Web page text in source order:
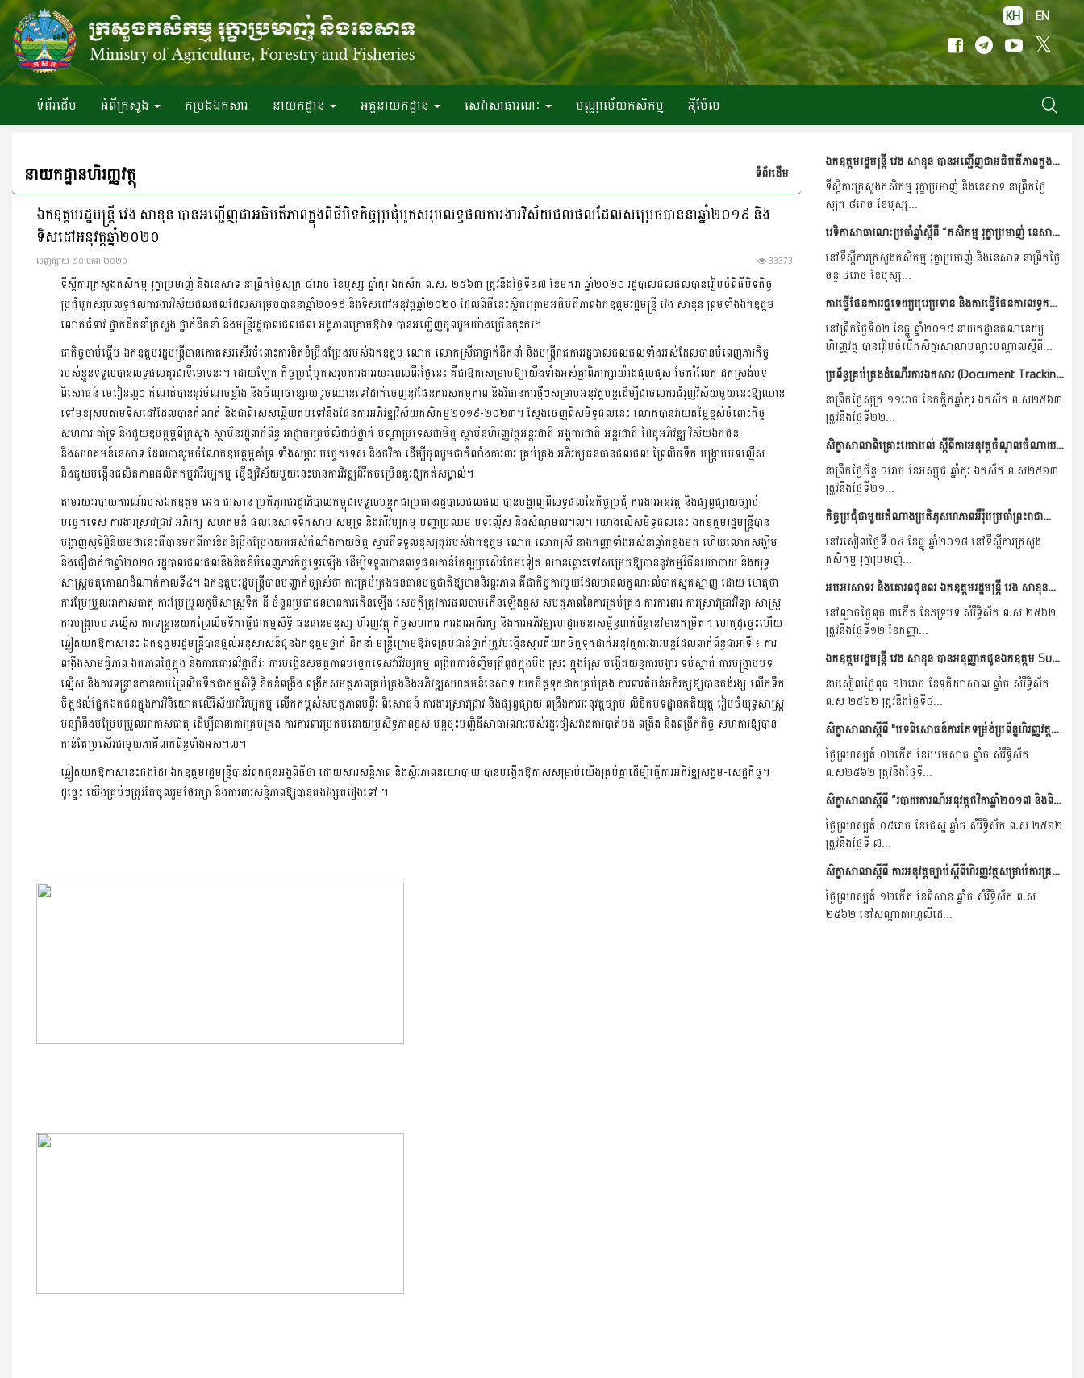
KH | EN
ទំព័រ​ដើម អំពី​ក្រសួង កម្រងឯកសារ នាយកដ្ឋាន អគ្គនាយកដ្ឋាន សេវាសាធារណៈ បណ្ណាល័យកសិកម្ម អ៉ីម៉ែល
នាយកដ្ឋានហិរញ្ញវត្ថុ ទំព័រដើម
ឯកឧត្តមរដ្ឋមន្ត្រី វេង សាខុន បានអញ្ជើញជាអធិបតីភាពក្នុងពិធីបិទកិច្ចប្រជុំបូកសរុបលទ្ធផលការងារវិស័យជលផលដែលសម្រេចបាននាឆ្នាំ២០១៩ និង
ទិសដៅអនុវត្តឆ្នាំ២០២០
ចេញ​ផ្សាយ​ ២០ មករា ២០២០ 33373
ទីស្តីការក្រសួងកសិកម្ម រុក្ខាប្រមាញ់ និងនេសាទ នាព្រឹកថ្ងៃសុក្រ ៨រោច ខែបុស្ស ឆ្នាំកុរ ឯកស័ក ព.ស. ២៥៦៣ ត្រូវនឹងថ្ងៃទី១៧ ខែមករា ឆ្នាំ២០២០ រដ្ឋបាលជលផលបានរៀបចំពិធីបិទកិច្ច
ប្រជុំបូកសរុបលទ្ធផលការងារវិស័យជលផលដែលសម្រេចបាននាឆ្នាំ២០១៩ និងទិសដៅអនុវត្តឆ្នាំ២០២០ ដែលពិធីនេះស្ថិតក្រោមអធិបតីភាពឯកឧត្តមរដ្ឋមន្ត្រី វេង សាខុន ព្រមទាំងឯកឧត្តម
លោកជំទាវ ថ្នាក់ដឹកនាំក្រសួង ថ្នាក់ដឹកនាំ និងមន្រ្តីរដ្ឋបាលជលផល អង្គភាពក្រោមឱវាទ បានអញ្ជើញចូលរួមយ៉ាងច្រើនកុះករ។
ជាកិច្ចចាប់ផ្តើម ឯកឧត្តមរដ្ឋមន្ត្រីបានកោតសរសើរចំពោះការខិតខំប្រឹងប្រែងរបស់ឯកឧត្តម លោក លោកស្រីជាថ្នាក់ដឹកនាំ និងមន្រ្តីរាជការរដ្ឋបាលជលផលទាំងអស់ដែលបានបំពេញភារកិច្ច
របស់ខ្លួនទទួលបានលទ្ធផលគួរជាទីមោទនៈ។ ដោយឡែក កិច្ចប្រជុំបូកសរុបការងាររយៈពេលពីរថ្ងៃនេះ គឺជាឱកាសម្រាប់ឱ្យយើងទាំងអស់គ្នាពិភាក្សាយ៉ាងផុលផុស ចែករំលែក ដកស្រង់បទ
ពិសោធន៍ មេរៀនល្អៗ កំណត់បាននូវចំណុចខ្លាំង និងចំណុចខ្សោយ រួចឈានទៅដាក់ចេញនូវផែនការសកម្មភាព និងវិធានការថ្មីៗសម្រាប់អនុវត្តបន្តដើម្បីជាចលករជំរុញវិស័យមួយនេះឱ្យឈាន
ទៅមុខស្របតាមទិសដៅដែលបានកំណត់ និងជាពិសេសឆ្លើយតបទៅនឹងផែនការអភិវឌ្ឍវិស័យកសិកម្ម២០១៩-២០២៣។ ស្តែងចេញពីសមិទ្ធផលនេះ លោកបានវាយតម្លៃខ្ពស់ចំពោះកិច្ច
សហការ គាំទ្រ និងជួយឧបត្ថម្ភពីក្រសួង ស្ថាប័នរដ្ឋពាក់ព័ន្ធ អាជ្ញាធរគ្រប់លំដាប់ថ្នាក់ បណ្តាប្រទេសជាមិត្ត ស្ថាប័នហិរញ្ញវត្ថុអន្តរជាតិ អង្គការជាតិ អន្តរជាតិ ដៃគូអភិវឌ្ឍ វិស័យឯកជន
និងសហគមន៍នេសាទ ដែលបានរួមចំណែកឧបត្ថម្ភគាំទ្រ ទាំងសម្ភារ បច្ចេកទេស និងថវិកា ដើម្បីចូលរួមជាកំលាំងការពារ គ្រប់គ្រង អភិរក្សធនធានជលផល ព្រៃលិចទឹក បង្ក្រាបបទល្មើស
និងជួយបង្កើនផលិតភាពផលិតកម្មវារីវប្បកម្ម ធ្វើឱ្យវិស័យមួយនេះមានការវិវឌ្ឍន៍រីកចម្រើនគួរឱ្យកត់សម្គាល់។
តាមរយៈរបាយការណ៍របស់ឯកឧត្តម អេង ជាសាន ប្រតិភូរាជរដ្ឋាភិបាលកម្ពុជាទទួលបន្ទុកជាប្រធានរដ្ឋបាលជលផល បានបង្ហាញពីលទ្ធផលនៃកិច្ចប្រជុំ ការងារអនុវត្ត និងផ្សព្វផ្សាយច្បាប់
បច្ចេកទេស ការងារស្រាវជ្រាវ អភិរក្ស សហគមន៍ ផលនេសាទទឹកសាប សមុទ្រ និងវារីវប្បកម្ម បញ្ហាប្រឈម បទល្មើស និងសំណូមពរ។ល។ យោងលើសមិទ្ធផលនេះ ឯកឧត្តមរដ្ឋមន្ត្រីបាន
បង្ហាញសុទិដ្ឋិនិយមថានេះគឺបានមកពីការខិតខំប្រឹងប្រែងយកអស់កំលាំងកាយចិត្ត ស្មារតីទទួលខុសត្រូវរបស់ឯកឧត្តម លោក លោកស្រី នាងកញ្ញាទាំងអស់នាឆ្នាំកន្លងមក ហើយលោកសង្ឃឹម
និងជឿជាក់ថាឆ្នាំ២០២០ រដ្ឋបាលជលផលនឹងខិតខំបំពេញភារកិច្ចទ្វេរឡើង ដើម្បីទទួលបានលទ្ធផលកាន់តែល្អប្រសើរថែមទៀត ឈានឆ្ពោះទៅសម្រេចឱ្យបាននូវកម្មវិធីនយោបាយ និងយុទ្ធ
សាស្រ្តចតុកោណដំណាក់កាលទី៤។ ឯកឧត្តមរដ្ឋមន្ត្រីបានបញ្ជាក់ច្បាស់ថា ការគ្រប់គ្រងធនធានមច្ឆជាតិឱ្យមាននិរន្ដរភាព គឺជាកិច្ចការមួយដែលមានលក្ខណៈលំបាកស្មុគស្មាញ ដោយ ហេតុថា
ការប្រែប្រួលអាកាសធាតុ ការប្រែប្រួលភូមិសាស្រ្តទឹក ដី ចំនួនប្រជាជនមានការកើនឡើង សេចក្តីត្រូវការផលចាប់កើនឡើងខ្ពស់ សមត្ថភាពនៃការគ្រប់គ្រង ការការពារ ការស្រាវជ្រាវវិទ្យា សាស្រ្ត
ការបង្រ្កាបបទល្មើស ការទន្ទ្រានយកព្រៃលិចទឹកធ្វើជាកម្មសិទ្ធិ ធនធានមនុស្ស ហិរញ្ញវត្ថុ កិច្ចសហការ ការងារអភិរក្ស និងការអភិវឌ្ឍហេដ្ឋារចនាសម្ព័ន្ធពាក់ព័ន្ធនៅមានកម្រិត។ ហេតុដូច្នេះហើយ
ឆ្លៀតយកឱកាសនេះ ឯកឧត្តមរដ្ឋមន្ត្រីបានផ្តល់អនុសាសន៍ជូនឯកឧត្តមថ្នាក់ ដឹកនាំ មន្រ្តីក្រោមឱវាទគ្រប់ជាន់ថ្នាក់ត្រូវបង្កើនស្មារតីយកចិត្តទុកដាក់អនុវត្តការងារបន្តដែលពាក់ព័ន្ធជាអាទិ៍ ៖ ការ
ពង្រឹងសាមគ្គីភាព ឯកភាពផ្ទៃក្នុង និងការគោរពវិជ្ជាជីវៈ ការបង្កើនសមត្ថភាពបច្ចេកទេសវារីវប្បកម្ម ពង្រីកការចិញ្ចឹមត្រីពូជក្នុងបឹង ស្រះ ក្នុងស្រែ បង្កើតយន្តការបង្ការ ទប់ស្កាត់ ការបង្រ្កាបបទ
ល្មើស និងការទន្ទ្រានកាន់កាប់ព្រៃលិចទឹកជាកម្មសិទ្ធិ ខិតខំពង្រឹង ពង្រីកសមត្ថភាពគ្រប់គ្រងនិងអភិវឌ្ឍសហគមន៍នេសាទ យកចិត្តទុកដាក់គ្រប់គ្រង ការពារតំបន់អភិរក្សឱ្យបានគង់វង្ស លើកទឹក
ចិត្ដដល់ផ្នែកឯកជនក្នុងការវិនិយោគលើវិស័យវារីវប្បកម្ម លើកកម្ពស់សមត្ថភាពមន្ទីរ ពិសោធន៍ ការងារស្រាវជ្រាវ និងផ្សព្វផ្សាយ ពង្រឹងការអនុវត្តច្បាប់ លិខិតបទដ្ឋានគតិយុត្ត រៀបចំយុទ្ធសាស្ត្រ
បន្ស៊ាំនឹងបម្រែបម្រួលអាកាសធាតុ ដើម្បីធានាការគ្រប់គ្រង ការការពារប្រកបដោយប្រសិទ្ធភាពខ្ពស់ បន្តចុះបញ្ជិដីសាធារណ:របស់រដ្ឋចៀសវាងការបាត់បង់ ពង្រឹង និងពង្រីកកិច្ច សហការឱ្យបាន
កាន់តែប្រសើរជាមួយភាគីពាក់ព័ន្ធទាំងអស់។ល។
ឆ្លៀតយកឱកាសនេះផងដែរ ឯកឧត្តមរដ្ឋមន្ត្រីបានរំឭកជូនអង្គពិធីថា ដោយសារសន្តិភាព និងស្ថិរភាពនយោបាយ បានបង្កើតឱកាសសម្រាប់យើងគ្រប់គ្នាដើម្បីធ្វើការអភិវឌ្ឍសង្គម-សេដ្ឋកិច្ច។
ដូច្នេះ យើងគ្រប់ៗត្រូវតែចូលរួមថែរក្សា និងការពារសន្តិភាពឱ្យបានគង់វង្សតរៀងទៅ ។
ឯកឧត្តមរដ្ឋមន្ត្រី វេង សាខុន បានអញ្ជើញជាអធិបតីភាពក្នុងពិធីបិទកិច្ចប្រជុំបូកសរុបលទ្ធផលការងារវិស័យជលផលដែលសម្រេចបាននាឆ្នាំ២០១៩ និងទិសដៅអនុវត្តឆ្នាំ២០២០
ទីស្តីការក្រសួងកសិកម្ម រុក្ខាប្រមាញ់ និងនេសាទ នាព្រឹកថ្ងៃ
សុក្រ ៨រោច ខែបុស្ស...
វេទិកាសាធារណៈប្រចាំឆ្នាំស្តីពី “កសិកម្ម រុក្ខាប្រមាញ់ នេសាទ និងសម្បទានដីសេដ្ឋកិច្ច” ក្រោមអធិបតីភាពឯកឧត្តមរដ្ឋមន្រ្តី វេង សាខុន
នៅទីស្តីការក្រសួងកសិកម្ម រុក្ខាប្រមាញ់ និងនេសាទ នាព្រឹកថ្ងៃ
ចន្ទ ៤រោច ខែបុស្ស...
ការធ្វើផែនការរជ្ជទេយ្យបុរេប្រទាន និងការធ្វើផែនការលទ្ធកម្ម សម្រាប់អនុវត្តថវិកាកម្មវិធី ឆ្នាំ២០២០
នៅព្រឹកថ្ងៃទី០២ ខែធ្នូ ឆ្នាំ២០១៩ នាយកដ្ឋានគណនេយ្យ
ហិរញ្ញវត្ថុ បានរៀបចំបើកសិក្ខាសាលាបណ្តុះបណ្តាលស្តីពី...
ប្រព័ន្ធគ្រប់គ្រងដំណើរការឯកសារ (Document Tracking Information System)
នាព្រឹកថ្ងៃសុក្រ ១១រោច​ ខែកក្តិកឆ្នាំកុរ ឯកស័ក ព.ស២៥៦៣
ត្រូវនឹងថ្ងៃទី២២​...
សិក្ខាសាលាពិគ្រោះយោបល់ ស្តីពីការអនុវត្តចំណូលចំណាយរយៈពេល០៩ខែ និងទិសដៅអនុវត្តសមរាប់ត្រីមាសទី៤ របស់រដ្ឋបាលកណ្តាល និងមន្ទីរកសិកម្ម រុក្ខាប្រមាញ់ និងនេសាទ
នាព្រឹកថ្ងៃច័ន្ទ​ ៨រោច​ ខែអស្សុជ ឆ្នាំកុរ ឯកស័ក ព.ស២៥៦៣
ត្រូវនឹងថ្ងៃទី២១​...
កិច្ចប្រជុំជាមួយតំណាងប្រតិភូសហភាពអឺរ៉ុបប្រចាំព្រះរាជាណាចក្រកម្ពុជា
នៅរសៀលថ្ងៃទី ០៤ ខែធ្នូ ឆ្នាំ២០១៨ នៅទីស្តីការក្រសួង
កសិកម្ម រុក្ខាប្រមាញ់...
អបអរសាទរ និងគោរពជូនពរ ឯកឧត្តមរដ្ឋមន្ត្រី វេង សាខុនដែលត្រូវបានរាជរដ្ឋាភិបាលកម្ពុជាតែងតាំងជារដ្ឋមន្រ្តីក្រសួងកសិកម្ម រុក្ខាប្រមាញ់ និងនេសាទ សម្រាប់នីតិកាលទី៦...
នៅល្ងាចថ្ងៃពុធ ៣កើត ខែភទ្របទ សំរឹទ្ធិស័ក ព.ស ២៥៦២
ត្រូវនឹងថ្ងៃទី១២ ខែកញ្ញា...
ឯកឧត្តមរដ្ឋមន្រ្តី វេង សាខុន បានអនុញ្ញាតជូនឯកឧត្តម Sudirman Hasengឯកអគ្គរដ្ឋទូតនៃសាធារណរដ្ឋឥណ្ឌូនេស៊ីប្រចាំនៅព្រះរាជាណាចក្រកម្ពុជា ដែលទើបទទួលសារតាំងជាឯកអគ្គរាជទូតថ្មីកាលពីថ្ងៃទី២៥...
នារសៀលថ្ងៃពុធ ១២រោច ខែទុតិយាសាឍ ឆ្នាំច សំរឹទ្ធិស័ក
ព.ស ២៥៦២ ត្រូវនឹងថ្ងៃទី៨...
សិក្ខាសាលាស្តីពី​ "បទពិសោធន៍ការកែទម្រ់ង់ប្រព័ន្ឋហិរញ្ញវត្តុសាធារណៈរបស់ប្រទេសចិន"
ថ្ងៃព្រហស្បត៍ ០២កើត​ ខែបឋមសាធ ឆ្នាំច​ សំរឹទ្ធិស័ក
ព.ស២៥៦២ ត្រូវនឹងថ្ងៃទី​...
សិក្ខាសាលាស្តីពី​ “របាយការណ៍អនុវត្តថវិកាឆ្នាំ២០១៧​ និងពិនិត្យ​តាមដានការអនុវត្តថវិកា០៥ខែដើមឆ្នាំ២០១៨​ របស់មន្ទីរកសិកម្ម​ រុក្ខាប្រមាញ់​ និងនេសាទរាជធានី​ ខេ...
ថ្ងៃព្រហស្បត៍ ០៩រោច ខែជេស្ឋ ឆ្នាំច សំរឹទ្ធិស័ក ព.ស ២៥៦២
ត្រូវនឹងថ្ងៃទី​ ៧​...
សិក្ខាសាលាស្តីពី ការអនុវត្តច្បាប់ស្តីពីហិរញ្ញវត្ថុសម្រាប់ការគ្រប់គ្រងឆ្នាំ២០១៨ ដែលបានអនុវត្ត០៤ខែដើមឆ្នាំ ដល់ខេត្តគោលដៅទាំង១១ នៃគម្រោងកម្មវិធី ASPIRE/PADEE(IFAD)
ថ្ងៃព្រហស្បត៍ ១២កើត ខែពិសាខ ឆ្នាំច សំរឹទ្ធិស័ក ព.ស
២៥៦២ នៅសណ្ឋាគារហូលីដេ...